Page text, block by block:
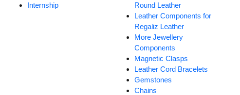
Internship
Round Leather
Leather Components for
Regaliz Leather
More Jewellery
Components
Magnetic Clasps
Leather Cord Bracelets
Gemstones
Chains